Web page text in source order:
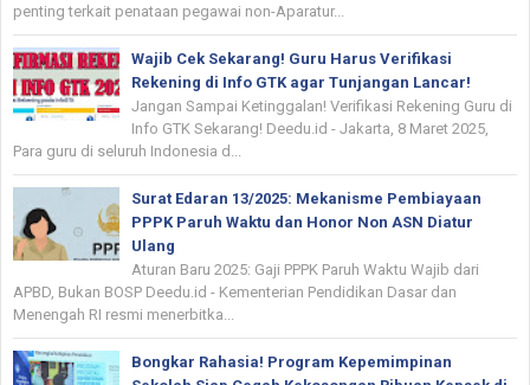
penting terkait penataan pegawai non-Aparatur...
Wajib Cek Sekarang! Guru Harus Verifikasi
Rekening di Info GTK agar Tunjangan Lancar!
Jangan Sampai Ketinggalan! Verifikasi Rekening Guru di
Info GTK Sekarang! Deedu.id - Jakarta, 8 Maret 2025,
Para guru di seluruh Indonesia d...
Surat Edaran 13/2025: Mekanisme Pembiayaan
PPPK Paruh Waktu dan Honor Non ASN Diatur
Ulang
Aturan Baru 2025: Gaji PPPK Paruh Waktu Wajib dari
APBD, Bukan BOSP Deedu.id - Kementerian Pendidikan Dasar dan
Menengah RI resmi menerbitka...
Bongkar Rahasia! Program Kepemimpinan